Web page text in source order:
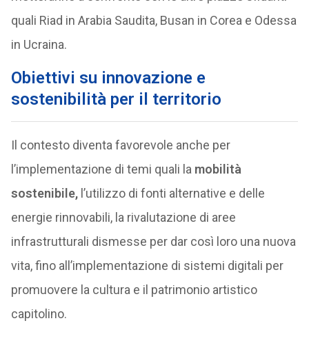
quali Riad in Arabia Saudita, Busan in Corea e Odessa
in Ucraina.
Obiettivi su innovazione e
sostenibilità per il territorio
Il contesto diventa favorevole anche per
l’implementazione di temi quali la mobilità
sostenibile,l’utilizzo di fonti alternative e delle
energie rinnovabili, la rivalutazione di aree
infrastrutturali dismesse per dar così loro una nuova
vita, fino all’implementazione di sistemi digitali per
promuovere la cultura e il patrimonio artistico
capitolino.